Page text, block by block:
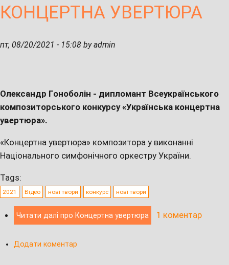
КОНЦЕРТНА УВЕРТЮРА
пт, 08/20/2021 - 15:08 by admin
Олександр Гоноболін - дипломант Всеукраїнського
композиторського конкурсу «Українська концертна
увертюра».
«Концертна увертюра» композитора у виконанні
Національного симфонічного оркестру України.
Tags:
2021 Відео нові твори конкурс нові твори
Читати далі про Концертна увертюра 1 коментар
Додати коментар